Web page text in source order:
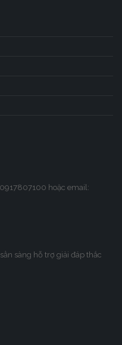
hoặc email:
sàng hỗ trợ giải đáp thắc